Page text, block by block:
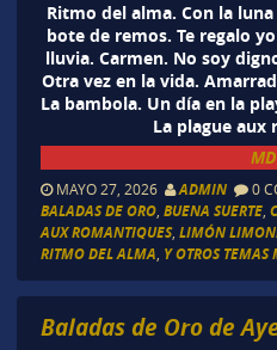
Ritmo del alma. Con la
bote de remos. Te regalo
lluvia. Carmen. No soy
Otra vez en la vida.
La bambola. Un día en la
La plague aux
MAYO 27, 2026 ADMIN 0
BALADAS DE ORO, BUENA SUERTE,
AUX ROMANTIQUES, LIMÓN
RITMO DEL ALMA Y OTROS TEMAS
Baladas de Oro de